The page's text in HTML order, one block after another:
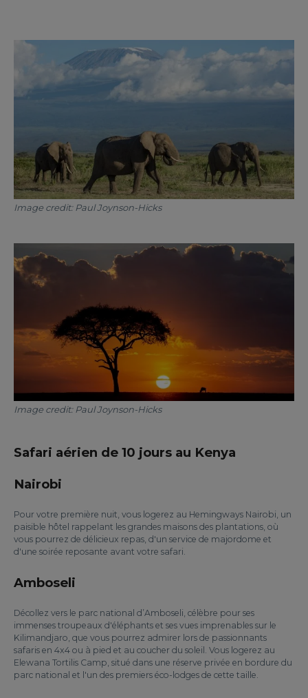
Image credit: Paul Joynson-Hicks
Image credit: Paul Joynson-Hicks
Safari aérien de 10 jours au Kenya
Nairobi
Pour votre première nuit, vous logerez au Hemingways Nairobi, un
paisible hôtel rappelant les grandes maisons des plantations, où
vous pourrez de délicieux repas, d'un service de majordome et
d'une soirée reposante avant votre safari.
Amboseli
Décollez vers le parc national d’Amboseli, célèbre pour ses
immenses troupeaux d'éléphants et ses vues imprenables sur le
Kilimandjaro, que vous pourrez admirer lors de passionnants
safaris en 4x4 ou à pied et au coucher du soleil. Vous logerez au
Elewana Tortilis Camp, situé dans une réserve privée en bordure du
parc national et l'un des premiers éco-lodges de cette taille.